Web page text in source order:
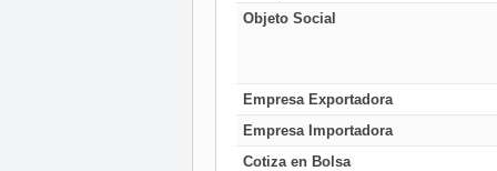
Objeto Social
Empresa Exportadora
Empresa Importadora
Cotiza en Bolsa